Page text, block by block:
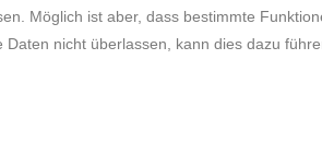
Möglich ist aber, dass bestimmte
nicht überlassen, kann dies dazu